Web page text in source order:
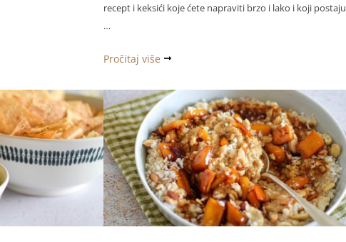
recept i keksići koje ćete napraviti brzo i lako i koji postaju
…
Sendvič
sa
čoko
urma
kremom
Pročitaj više